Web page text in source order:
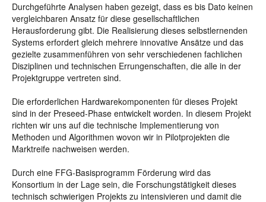
Durchgeführte Analysen haben gezeigt, dass es bis Dato keinen
vergleichbaren Ansatz für diese gesellschaftlichen
Herausforderung gibt. Die Realisierung dieses selbstlernenden
Systems erfordert gleich mehrere innovative Ansätze und das
gezielte zusammenführen von sehr verschiedenen fachlichen
Disziplinen und technischen Errungenschaften, die alle in der
Projektgruppe vertreten sind.
Die erforderlichen Hardwarekomponenten für dieses Projekt
sind in der Preseed-Phase entwickelt worden. In diesem Projekt
richten wir uns auf die technische Implementierung von
Methoden und Algorithmen wovon wir in Pilotprojekten die
Marktreife nachweisen werden.
Durch eine FFG-Basisprogramm Förderung wird das
Konsortium in der Lage sein, die Forschungstätigkeit dieses
technisch schwierigen Projekts zu intensivieren und damit die